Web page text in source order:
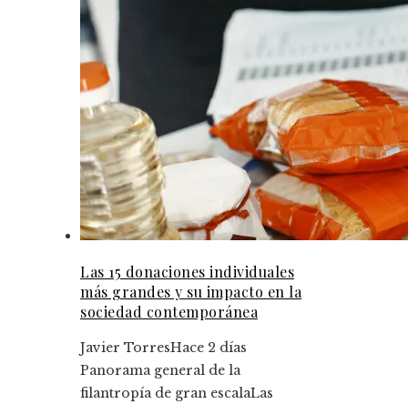
Las 15 donaciones individuales
más grandes y su impacto en la
sociedad contemporánea
Javier TorresHace 2 días
Panorama general de la
filantropía de gran escalaLas